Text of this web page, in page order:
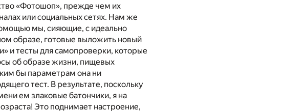
«Фотошоп», прежде чем их
или социальных сетях. Нам же
мы, сияющие, с идеально
образе, готовые выложить новый
и тесты для самопроверки, которые
об образе жизни, пищевых
бы параметрам она ни
тест. В результате, поскольку
ем злаковые батончики, я на
Это поднимает настроение,